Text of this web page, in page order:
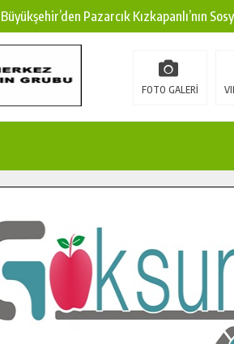
Büyükşehir’den Pazarcık Kızkapanlı’nın
Büyükşehir’den Pazarcık Kırsalına Modern
Çin’den KSÜ’ye Uluslararası Başarı:
İlçe Jandarma Komutanı Karakaya’dan
Bertiz’in Yeni Köprüsünde Sona Doğru.
FOTO GALERİ